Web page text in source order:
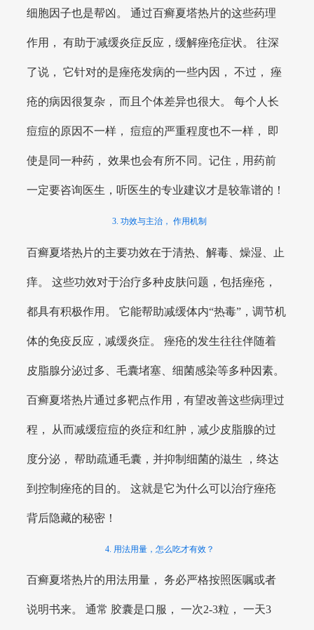
细胞因子也是帮凶。 通过百癣夏塔热片的这些药理
作用， 有助于减缓炎症反应，缓解痤疮症状。 往深
了说， 它针对的是痤疮发病的一些内因， 不过， 痤
疮的病因很复杂， 而且个体差异也很大。 每个人长
痘痘的原因不一样， 痘痘的严重程度也不一样， 即
使是同一种药， 效果也会有所不同。记住，用药前
一定要咨询医生，听医生的专业建议才是较靠谱的！
3. 功效与主治， 作用机制
百癣夏塔热片的主要功效在于清热、解毒、燥湿、止
痒。 这些功效对于治疗多种皮肤问题，包括痤疮，
都具有积极作用。 它能帮助减缓体内“热毒”，调节机
体的免疫反应，减缓炎症。 痤疮的发生往往伴随着
皮脂腺分泌过多、毛囊堵塞、细菌感染等多种因素。
百癣夏塔热片通过多靶点作用，有望改善这些病理过
程， 从而减缓痘痘的炎症和红肿，减少皮脂腺的过
度分泌， 帮助疏通毛囊，并抑制细菌的滋生 ，终达
到控制痤疮的目的。 这就是它为什么可以治疗痤疮
背后隐藏的秘密！
4. 用法用量，怎么吃才有效？
百癣夏塔热片的用法用量， 务必严格按照医嘱或者
说明书来。 通常 胶囊是口服， 一次2-3粒， 一天3